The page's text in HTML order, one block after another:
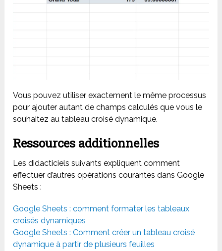
Vous pouvez utiliser exactement le même processus
pour ajouter autant de champs calculés que vous le
souhaitez au tableau croisé dynamique.
Ressources additionnelles
Les didacticiels suivants expliquent comment
effectuer d’autres opérations courantes dans Google
Sheets :
Google Sheets : comment formater les tableaux
croisés dynamiques
Google Sheets : Comment créer un tableau croisé
dynamique à partir de plusieurs feuilles